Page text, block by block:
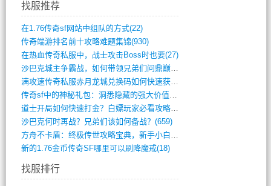
找服推荐
在1.76传奇sf网站中组队的方式(22)
传奇端游排名前十攻略难题集锦(930)
在热血传奇私服中，战士攻击Boss时也要(27)
沙巴克城主争霸战，如何带领兄弟们问鼎巅峰(565)
满攻速传奇私服赤月龙城兑换码如何快速获取(676)
传奇sf中的神秘礼包：洞悉隐藏的强大价值(427)
道士开局如何快速打金？白嫖玩家必看攻略(5)
沙巴克何时再战？兄弟们该如何备战？(659)
方舟不卡盾：终极传世攻略宝典，新手小白逆(495)
新的1.76金币传奇SF哪里可以刷降魔戒(18)
找服排行